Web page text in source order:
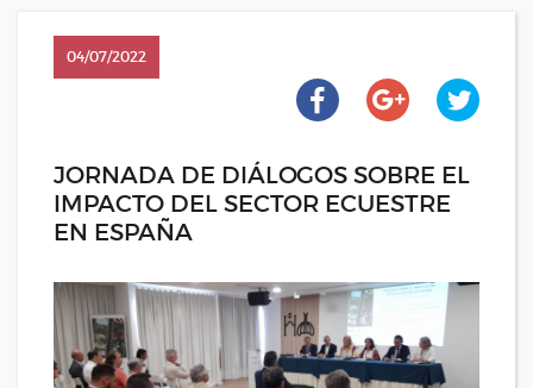
04/07/2022
JORNADA DE DIÁLOGOS SOBRE EL
IMPACTO DEL SECTOR ECUESTRE
EN ESPAÑA